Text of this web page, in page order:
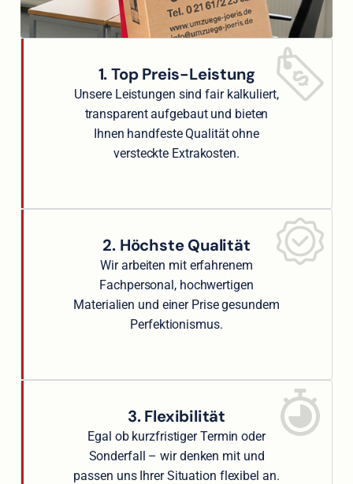
1. Top Preis-Leistung
Unsere Leistungen sind fair kalkuliert,
transparent aufgebaut und bieten
Ihnen handfeste Qualität ohne
versteckte Extrakosten.
2. Höchste Qualität
Wir arbeiten mit erfahrenem
Fachpersonal, hochwertigen
Materialien und einer Prise gesundem
Perfektionismus.
3. Flexibilität
Egal ob kurzfristiger Termin oder
Sonderfall – wir denken mit und
passen uns Ihrer Situation flexibel an.